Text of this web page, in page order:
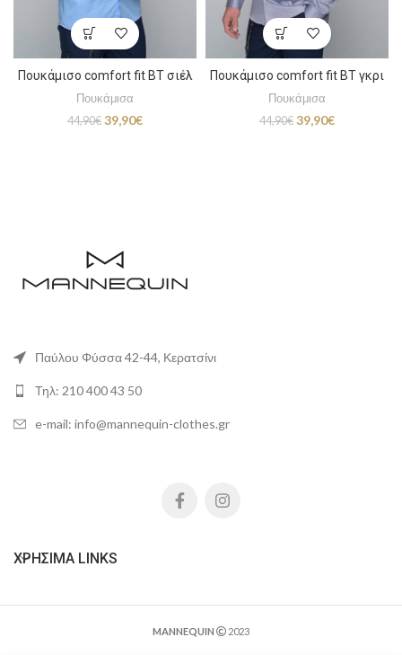
Πουκάμισο comfort fit BT σιέλ
Πουκάμισα
44,90€ Original
39,90€Η
Πουκάμισο comfort fit BT γκρι
Πουκάμισα
44,90€ Original
39,90€Η
Παύλου Φύσσα 42-44, Κερατσίνι
Τηλ: 210 400 43 50
e-mail: info@mannequin-clothes.gr
ΧΡΉΣΙΜΑ LINKS
MANNEQUIN 2023